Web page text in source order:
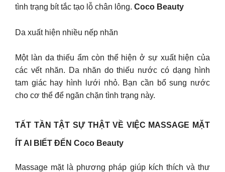
tình trạng bít tắc tạo lỗ chân lông. Coco Beauty
Da xuất hiện nhiều nếp nhăn
Một làn da thiếu ẩm còn thể hiện ở sự xuất hiện của
các vết nhăn. Da nhăn do thiếu nước có dạng hình
tam giác hay hình lưới nhỏ. Bạn cần bổ sung nước
cho cơ thể để ngăn chặn tình trạng này.
TẤT TẦN TẬT SỰ THẬT VỀ VIỆC MASSAGE MẶT
ÍT AI BIẾT ĐẾN Coco Beauty
Massage mặt là phương pháp giúp kích thích và thư